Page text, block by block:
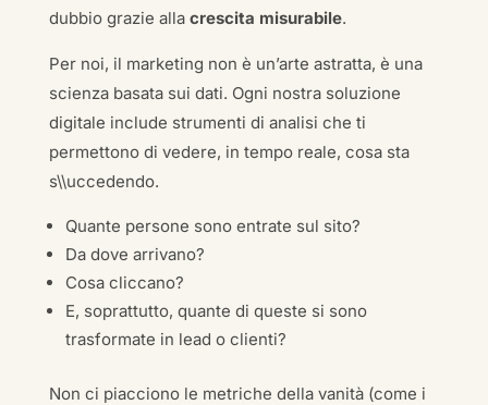
dubbio grazie alla crescita misurabile.
Per noi, il marketing non è un’arte astratta, è una
scienza basata sui dati. Ogni nostra soluzione
digitale include strumenti di analisi che ti
permettono di vedere, in tempo reale, cosa sta
s\\uccedendo.
Quante persone sono entrate sul sito?
Da dove arrivano?
Cosa cliccano?
E, soprattutto, quante di queste si sono
trasformate in lead o clienti?
Non ci piacciono le metriche della vanità (come i